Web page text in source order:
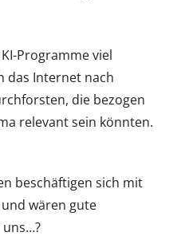
Programme viel
das Internet nach
die bezogen
relevant sein könnten.
beschäftigen sich mit
wären gute